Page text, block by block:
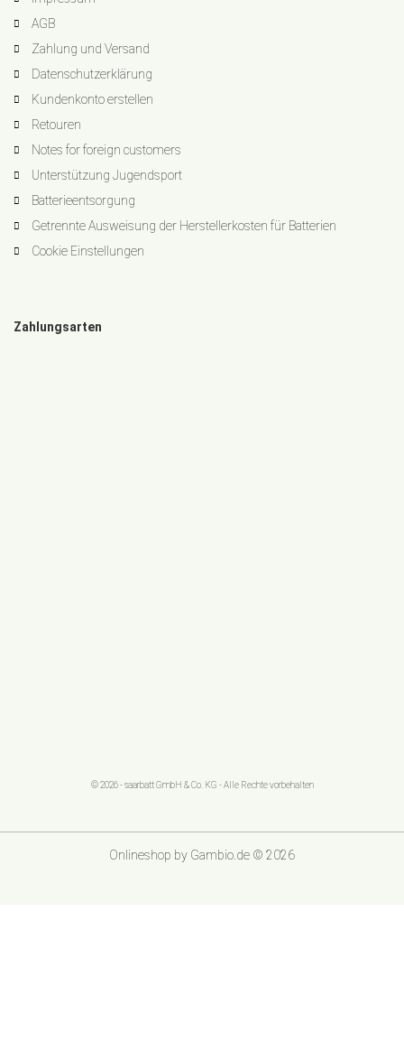
AGB
Zahlung und Versand
Datenschutzerklärung
Kundenkonto erstellen
Retouren
Notes for foreign customers
Unterstützung Jugendsport
Batterieentsorgung
Getrennte Ausweisung der Herstellerkosten für Batterien
Cookie Einstellungen
Zahlungsarten
© 2026 - saarbatt GmbH & Co. KG - Alle Rechte vorbehalten
Onlineshop by Gambio.de © 2026